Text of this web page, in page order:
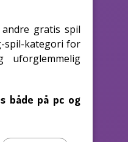
gratis spil
spil-kategori for
både på pc og